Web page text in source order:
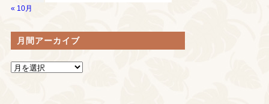
« 10月
月間アーカイブ